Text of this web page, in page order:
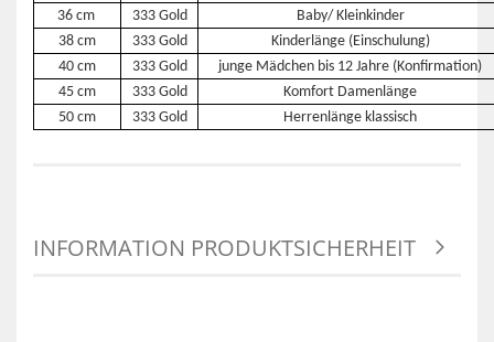
36 cm
333 Gold
Baby/ Kleinkinder
38 cm
333 Gold
Kinderlänge (Einschulung)
40 cm
333 Gold
junge Mädchen bis 12 Jahre (Konfirmation)
45 cm
333 Gold
Komfort Damenlänge
50 cm
333 Gold Herrenlänge klassisch
INFORMATION PRODUKTSICHERHEIT